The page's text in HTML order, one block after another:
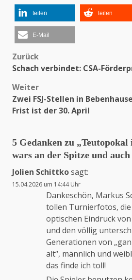
teilen teilen
E-Mail
Beitragsnavigation
Zurück
Schach verbindet: CSA-
Weiter
Zwei FSJ-Stellen in
Frist ist der 30. April
5 Gedanken zu „Teutopokal
wars an der Spitze und
Jolien Schittkosagt:
15.04.2026 um 14:44 Uhr
Dankeschön, Markus
tollen Turnierfotos,
optischen Eindruck
und den völlig
Generationen von
alt“, männlich und
das finde ich toll!